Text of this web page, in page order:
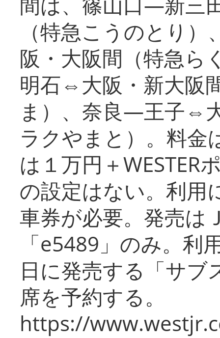
（特急こうのとり
阪・大阪間（特急
明石⇔大阪・新大阪
ま）、奈良―王子⇔
ラクやまと）。料金
は１万円＋WESTER
の設定はない。利用
車券が必要。発売は
「e5489」のみ。利
日に発売する「サブ
席を予約する。
https://